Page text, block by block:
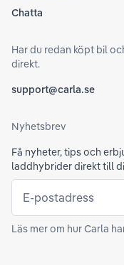
Chatta
Har du redan köpt bil
direkt.
support@carla.se
Nyhetsbrev
Få nyheter, tips och
laddhybrider direkt till
E-postadress
Läs mer om hur Carla